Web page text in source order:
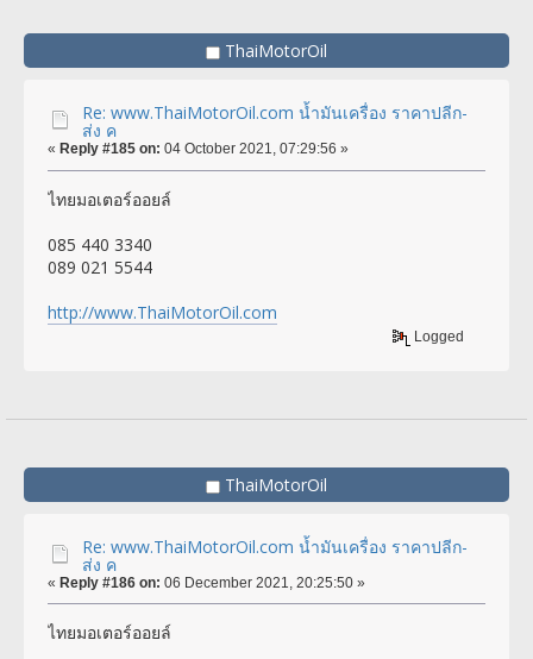
ThaiMotorOil
Re: www.ThaiMotorOil.com น้ำมันเครื่อง ราคาปลีก-
ส่ง ค
« Reply #185 on: 04 October 2021, 07:29:56 »
ไทยมอเตอร์ออยล์
085 440 3340
089 021 5544
http://www.ThaiMotorOil.com
Logged
ThaiMotorOil
Re: www.ThaiMotorOil.com น้ำมันเครื่อง ราคาปลีก-
ส่ง ค
« Reply #186 on: 06 December 2021, 20:25:50 »
ไทยมอเตอร์ออยล์